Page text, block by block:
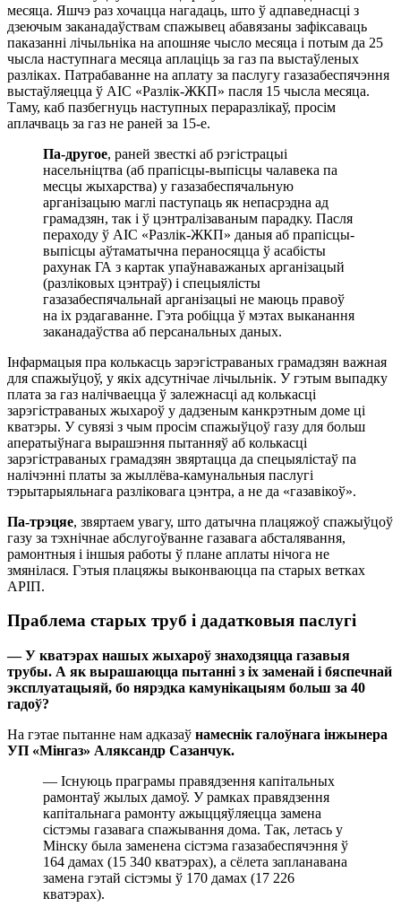
месяца. Яшчэ раз хочацца нагадаць, што ў адпаведнасці з
дзеючым заканадаўствам спажывец абавязаны зафіксаваць
паказанні лічыльніка на апошняе чысло месяца і потым да 25
чысла наступнага месяца аплаціць за газ па выстаўленых
разліках. Патрабаванне на аплату за паслугу газазабеспячэння
выстаўляецца ў АІС «Разлік-ЖКП» пасля 15 чысла месяца.
Таму, каб пазбегнуць наступных пераразлікаў, просім
аплачваць за газ не раней за 15-е.
Па-другое, раней звесткі аб рэгістрацыі
насельніцтва (аб прапісцы-выпісцы чалавека па
месцы жыхарства) у газазабеспячальную
арганізацыю маглі паступаць як непасрэдна ад
грамадзян, так і ў цэнтралізаваным парадку. Пасля
пераходу ў АІС «Разлік-ЖКП» даныя аб прапісцы-
выпісцы аўтаматычна пераносяцца ў асабісты
рахунак ГА з картак упаўнаважаных арганізацый
(разліковых цэнтраў) і спецыялісты
газазабеспячальнай арганізацыі не маюць правоў
на іх рэдагаванне. Гэта робіцца ў мэтах выканання
заканадаўства аб персанальных даных.
Інфармацыя пра колькасць зарэгістраваных грамадзян важная
для спажыўцоў, у якіх адсутнічае лічыльнік. У гэтым выпадку
плата за газ налічваецца ў залежнасці ад колькасці
зарэгістраваных жыхароў у дадзеным канкрэтным доме ці
кватэры. У сувязі з чым просім спажыўцоў газу для больш
аператыўнага вырашэння пытанняў аб колькасці
зарэгістраваных грамадзян звяртацца да спецыялістаў па
налічэнні платы за жыллёва-камунальныя паслугі
тэрытарыяльнага разліковага цэнтра, а не да «газавікоў».
Па-трэцяе, звяртаем увагу, што датычна плацяжоў спажыўцоў
газу за тэхнічнае абслугоўванне газавага абсталявання,
рамонтныя і іншыя работы ў плане аплаты нічога не
змянілася. Гэтыя плацяжы выконваюцца па старых ветках
АРІП.
Праблема старых труб і дадатковыя паслугі
— У кватэрах нашых жыхароў знаходзяцца газавыя
трубы. А як вырашаюцца пытанні з іх заменай і бяспечнай
эксплуатацыяй, бо нярэдка камунікацыям больш за 40
гадоў?
На гэтае пытанне нам адказаў намеснік галоўнага інжынера
УП «Мінгаз» Аляксандр Сазанчук.
— Існуюць праграмы правядзення капітальных
рамонтаў жылых дамоў. У рамках правядзення
капітальнага рамонту ажыццяўляецца замена
сістэмы газавага спажывання дома. Так, летась у
Мінску была заменена сістэма газазабеспячэння ў
164 дамах (15 340 кватэрах), а сёлета запланавана
замена гэтай сістэмы ў 170 дамах (17 226
кватэрах).